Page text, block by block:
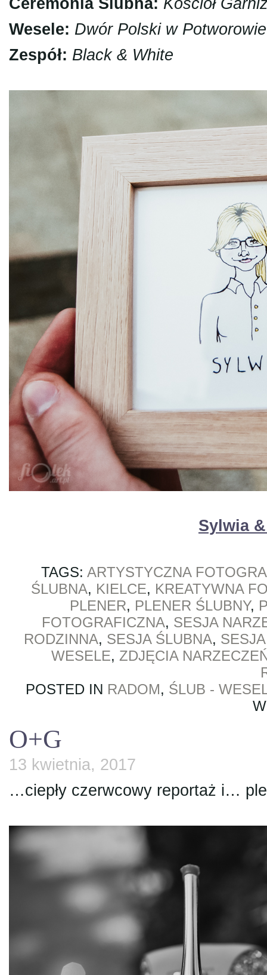
Ceremonia Ślubna: Kościół
Wesele: Dwór Polski w Potworowie
Zespół: Black & White
Sylwia
TAGS: ARTYSTYCZNA
ŚLUBNA, KIELCE, KREATYWNA
PLENER, PLENER ŚLUBNY,
FOTOGRAFICZNA, SESJA
RODZINNA, SESJA ŚLUBNA,
WESELE, ZDJĘCIA
POSTED IN RADOM, ŚLUB -
O+G
13 kwietnia, 2017
…ciepły czerwcowy reportaż i…